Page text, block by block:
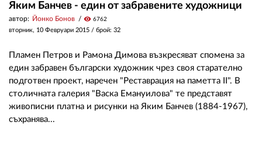
Яким Банчев - един от забравените художници
автор: Йонко Бонов visibility 6762
вторник, 10 Февруари 2015 / брой: 32
Пламен Петров и Рамона Димова възкресяват спомена за
един забравен български художник чрез своя старателно
подготвен проект, наречен "Реставрация на паметта II". В
столичната галерия "Васка Емануилова" те представят
живописни платна и рисунки на Яким Банчев (1884-1967),
съхранява...